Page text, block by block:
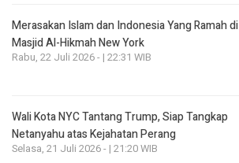
Merasakan Islam dan Indonesia Yang Ramah di
Masjid Al-Hikmah New York
Rabu, 22 Juli 2026 - | 22:31 WIB
Wali Kota NYC Tantang Trump, Siap Tangkap
Netanyahu atas Kejahatan Perang
Selasa, 21 Juli 2026 - | 21:20 WIB